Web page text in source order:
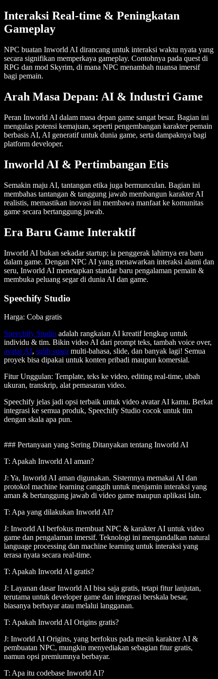
Interaksi Real-time & Peningkatan
Gameplay
NPC buatan Inworld AI dirancang untuk interaksi waktu nyata yang
secara signifikan memperkaya gameplay. Contohnya pada quest di
RPG dan mod Skyrim, di mana NPC menambah nuansa imersif
bagi pemain.
Arah Masa Depan: AI & Industri Game
Peran Inworld AI dalam masa depan game sangat besar. Bagian ini
mengulas potensi kemajuan, seperti pengembangan karakter pemain
berbasis AI, AI generatif untuk dunia game, serta dampaknya bagi
platform developer.
Inworld AI & Pertimbangan Etis
Semakin maju AI, tantangan etika juga bermunculan. Bagian ini
membahas tantangan & tanggung jawab membangun karakter AI
realistis, memastikan inovasi ini membawa manfaat ke komunitas
game secara bertanggung jawab.
Era Baru Game Interaktif
Inworld AI bukan sekadar startup; ia penggerak lahirnya era baru
dalam game. Dengan NPC AI yang menawarkan interaksi alami dan
seru, Inworld AI menetapkan standar baru pengalaman pemain &
membuka peluang segar di dunia AI dan game.
Speechify Studio
Harga: Coba gratis
Speechify Studio adalah rangkaian AI kreatif lengkap untuk
individu & tim. Bikin video AI dari prompt teks, tambah voice over,
avatar AI, sulih suara multi-bahasa, slide, dan banyak lagi! Semua
proyek bisa dipakai untuk konten pribadi maupun komersial.
Fitur Unggulan: Template, teks ke video, editing real-time, ubah
ukuran, transkrip, alat pemasaran video.
Speechify jelas jadi opsi terbaik untuk video avatar AI kamu. Berkat
integrasi ke semua produk, Speechify Studio cocok untuk tim
dengan skala apa pun.
### Pertanyaan yang Sering Ditanyakan tentang Inworld AI
T: Apakah Inworld AI aman?
J: Ya, Inworld AI aman digunakan. Sistemnya memakai AI dan
protokol machine learning canggih untuk menjamin interaksi yang
aman & bertanggung jawab di video game maupun aplikasi lain.
T: Apa yang dilakukan Inworld AI?
J: Inworld AI berfokus membuat NPC & karakter AI untuk video
game dan pengalaman imersif. Teknologi ini mengandalkan natural
language processing dan machine learning untuk interaksi yang
terasa nyata secara real-time.
T: Apakah Inworld AI gratis?
J: Layanan dasar Inworld AI bisa saja gratis, tetapi fitur lanjutan,
terutama untuk developer game dan integrasi berskala besar,
biasanya berbayar atau melalui langganan.
T: Apakah Inworld AI Origins gratis?
J: Inworld AI Origins, yang berfokus pada mesin karakter AI &
pembuatan NPC, mungkin menyediakan sebagian fitur gratis,
namun opsi premiumnya berbayar.
T: Apa itu codebase Inworld AI?